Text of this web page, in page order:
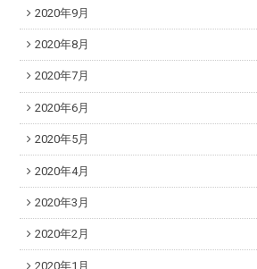
2020年9月
2020年8月
2020年7月
2020年6月
2020年5月
2020年4月
2020年3月
2020年2月
2020年1月